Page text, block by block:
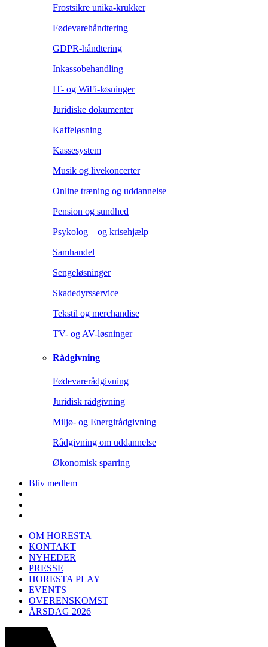
Frostsikre unika-krukker
Fødevarehåndtering
GDPR-håndtering
Inkassobehandling
IT- og WiFi-løsninger
Juridiske dokumenter
Kaffeløsning
Kassesystem
Musik og livekoncerter
Online træning og uddannelse
Pension og sundhed
Psykolog – og krisehjælp
Samhandel
Sengeløsninger
Skadedyrsservice
Tekstil og merchandise
TV- og AV-løsninger
Rådgivning
Fødevarerådgivning
Juridisk rådgivning
Miljø- og Energirådgivning
Rådgivning om uddannelse
Økonomisk sparring
Bliv medlem
OM HORESTA
KONTAKT
NYHEDER
PRESSE
HORESTA PLAY
EVENTS
OVERENSKOMST
ÅRSDAG 2026